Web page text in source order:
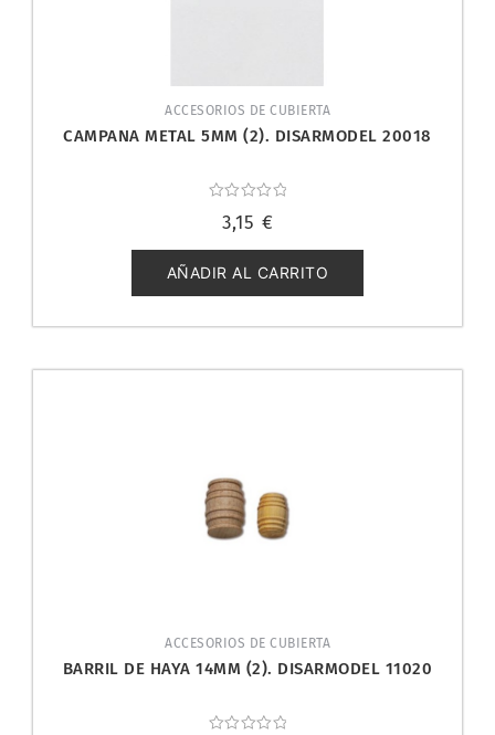
ACCESORIOS DE CUBIERTA
CAMPANA METAL 5MM (2). DISARMODEL 20018
con
de
5
3,15 €
AÑADIR AL CARRITO
ACCESORIOS DE CUBIERTA
BARRIL DE HAYA 14MM (2). DISARMODEL 11020